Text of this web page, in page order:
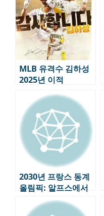
MLB 유격수 김하성
2025년 이적
2030년 프랑스 동계
올림픽: 알프스에서
펼쳐지는 ‘지속 가능
성’의 도전